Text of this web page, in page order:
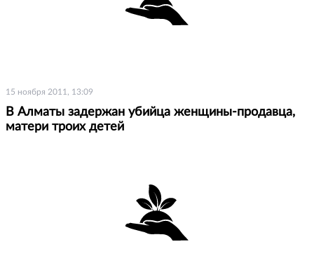
15 ноября 2011, 13:09
В Алматы задержан убийца женщины-продавца,
матери троих детей